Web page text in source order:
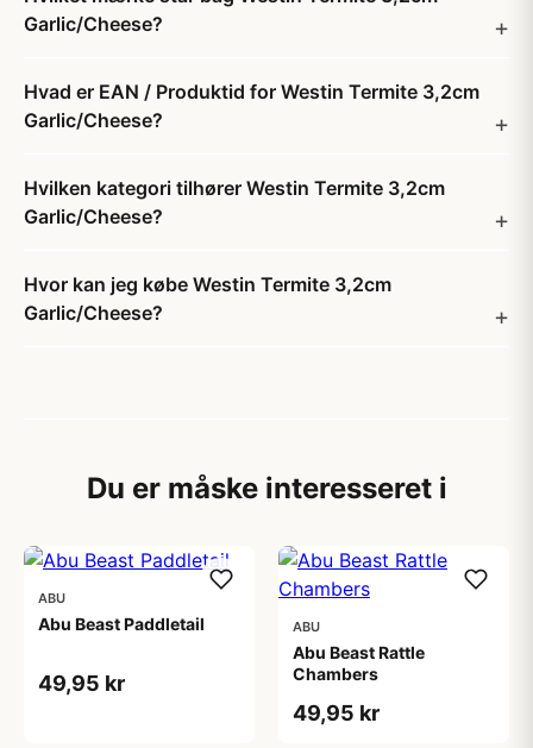
Garlic/Cheese?
Hvad er EAN / Produktid for Westin Termite 3,2cm
Garlic/Cheese?
Hvilken kategori tilhører Westin Termite 3,2cm
Garlic/Cheese?
Hvor kan jeg købe Westin Termite 3,2cm
Garlic/Cheese?
Du er måske interesseret i
ABU
Abu Beast Paddletail
49,95 kr
ABU
Abu Beast Rattle
Chambers
49,95 kr